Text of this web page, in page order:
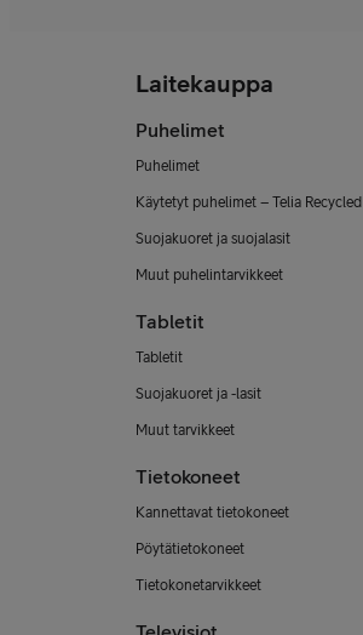
Laitekauppa
Puhelimet
Puhelimet
Käytetyt puhelimet – Telia Recycled
Suojakuoret ja suojalasit
Muut puhelintarvikkeet
Tabletit
Tabletit
Suojakuoret ja -lasit
Muut tarvikkeet
Tietokoneet
Kannettavat tietokoneet
Pöytätietokoneet
Tietokonetarvikkeet